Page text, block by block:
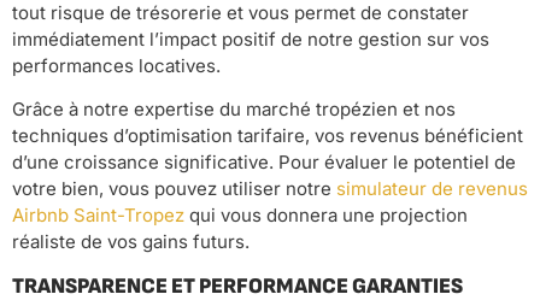
tout risque de trésorerie et vous permet de constater
immédiatement l’impact positif de notre gestion sur vos
performances locatives.
Grâce à notre expertise du marché tropézien et nos
techniques d’optimisation tarifaire, vos revenus bénéficient
d’une croissance significative. Pour évaluer le potentiel de
votre bien, vous pouvez utiliser notre simulateur de revenus
Airbnb Saint-Tropez qui vous donnera une projection
réaliste de vos gains futurs.
TRANSPARENCE ET PERFORMANCE GARANTIES